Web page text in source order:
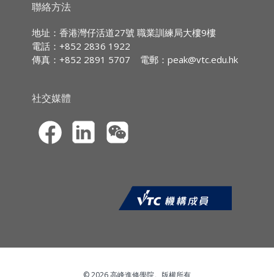
- 道氏理論的缺失
持續專業進修
IA CPD Hours: 3
MPFA Non-core
Hours
SFC CPT
HKMA ECF CPD Hours 3
聯絡方法
地址：香港灣仔活道27號 職業訓練局大樓9樓
電話：+852 2836 1922
傳真：+852 2891 5707
電郵： peak@vtc.edu.hk
社交媒體
© 2026 高峰進修學院。版權所有